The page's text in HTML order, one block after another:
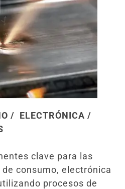
/ ELECTRÓNICA /
clave para las
consumo, electrónica
procesos de